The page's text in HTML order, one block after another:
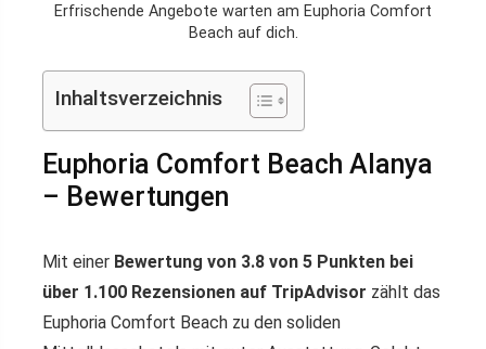
Erfrischende Angebote warten am Euphoria Comfort
Beach auf dich.
Inhaltsverzeichnis
Euphoria Comfort Beach Alanya
– Bewertungen
Mit einer Bewertung von 3.8 von 5 Punkten bei
über 1.100 Rezensionen auf TripAdvisor zählt das
Euphoria Comfort Beach zu den soliden